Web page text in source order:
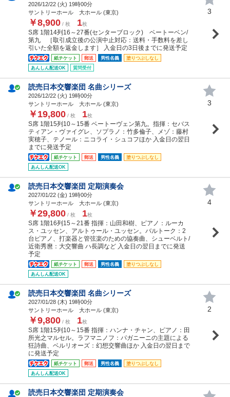
2026/12/22 (火) 19時00分
サントリーホール 大ホール (東京)
￥8,900 / 枚 1枚
S席 1階14列16～27番(センターブロック) ベートーベン/
第九 ［取引成立後の公演中止対応：送料・手数料を差し
引いた全額を返金します］ 入金日の3日後までに発送予定
紙チケット 郵送 男性名義
塗りつぶしなし
あんしん配送OK
質問受付
3
読売日本交響楽団 名曲シリーズ
2026/12/22 (火) 19時00分
サントリーホール 大ホール (東京)
￥19,800 / 枚 1枚
S席 1階15列10～15番 ベートーヴェン第九。指揮：セバス
ティアン・ヴァイグレ、ソプラノ：竹多倫子、メゾ：藤村
実穂子、テノール：ニコライ・シュコフほか 入金日の翌日
までに発送予定
紙チケット 郵送 男性名義
塗りつぶしなし
あんしん配送OK
3
読売日本交響楽団 定期演奏会
2027/01/22 (金) 19時00分
サントリーホール 大ホール (東京)
￥29,800 / 枚 1枚
S席 1階16列15～21番 指揮：山田和樹、ピアノ：ルーカ
ス・ユッセン、アルトゥール・ユッセン。バルトーク：2
台ピアノ、打楽器と管弦楽のための協奏曲、シューベルト/
近衛秀麿：大交響曲 ハ長調など 入金日の翌日までに発送
予定
紙チケット 郵送 男性名義
塗りつぶしなし
あんしん配送OK
4
読売日本交響楽団 名曲シリーズ
2027/01/28 (木) 19時00分
サントリーホール 大ホール (東京)
￥9,800 / 枚 1枚
S席 1階15列10～15番 指揮：ハンナ・チャン、ピアノ：田
所光之マルセル。ラフマニノフ：パガニーニの主題による
狂詩曲、ベルリオーズ：幻想交響曲ほか 入金日の翌日まで
に発送予定
紙チケット 郵送 男性名義
塗りつぶしなし
あんしん配送OK
2
読売日本交響楽団 定期演奏会